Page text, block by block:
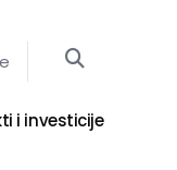
i investicije